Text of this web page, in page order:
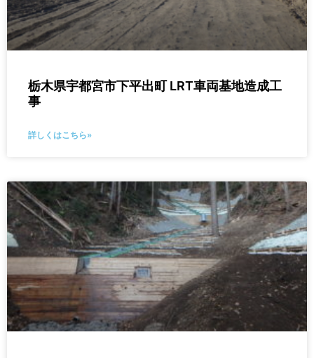
栃木県宇都宮市下平出町 LRT車両基地造成工
事
詳しくはこちら»